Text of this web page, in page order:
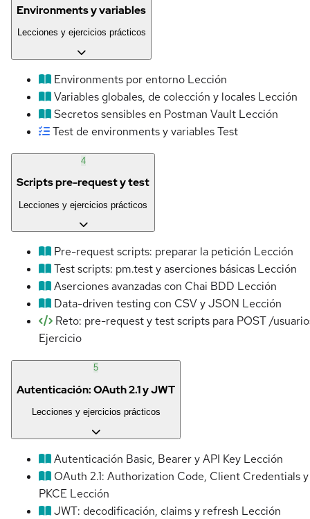
Environments y variables
Lecciones y ejercicios prácticos
Environments por entorno Lección
Variables globales, de colección y locales Lección
Secretos sensibles en Postman Vault Lección
Test de environments y variablesTest
4
Scripts pre-request y test
Lecciones y ejercicios prácticos
Pre-request scripts: preparar la petición Lección
Test scripts: pm.test y aserciones básicas Lección
Aserciones avanzadas con Chai BDD Lección
Data-driven testing con CSV y JSON Lección
Reto: pre-request y test scripts para POST /
Ejercicio
5
Autenticación: OAuth 2.1 y JWT
Lecciones y ejercicios prácticos
Autenticación Basic, Bearer y API Key Lección
OAuth 2.1: Authorization Code, Client Credentials y
PKCE Lección
JWT: decodificación, claims y refresh Lección